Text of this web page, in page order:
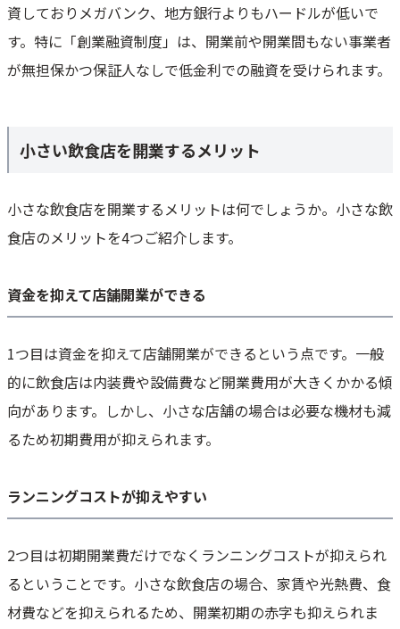
資しておりメガバンク、地方銀行よりもハードルが低いで
す。特に「創業融資制度」は、開業前や開業間もない事業者
が無担保かつ保証人なしで低金利での融資を受けられます。
小さい飲食店を開業するメリット
小さな飲食店を開業するメリットは何でしょうか。小さな飲
食店のメリットを4つご紹介します。
資金を抑えて店舗開業ができる
1つ目は資金を抑えて店舗開業ができるという点です。一般
的に飲食店は内装費や設備費など開業費用が大きくかかる傾
向があります。しかし、小さな店舗の場合は必要な機材も減
るため初期費用が抑えられます。
ランニングコストが抑えやすい
2つ目は初期開業費だけでなくランニングコストが抑えられ
るということです。小さな飲食店の場合、家賃や光熱費、食
材費などを抑えられるため、開業初期の赤字も抑えられま